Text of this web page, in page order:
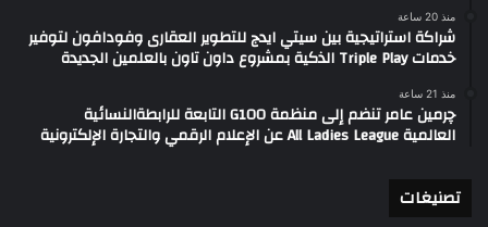
منذ 20 ساعة
شراكة استراتيجية بين سيتي ايدج للتطوير العقارى وفودافون لتوفير
خدمات Triple Play الذكية بمشروع داون تاون بالعلمين الجديدة
منذ 21 ساعة
چرمين عامر تنضم إلى منظمة G100 التابعة للرابطةالنسائية
العالمية All Ladies League عن الإعلام الرقمي والتجارة الإلكترونية
تصنيغات